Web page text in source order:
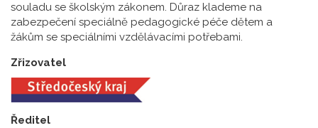
souladu se školským zákonem. Důraz klademe na
zabezpečení speciálně pedagogické péče dětem a
žákům se speciálními vzdělávacími potřebami.
Zřizovatel
Ředitel